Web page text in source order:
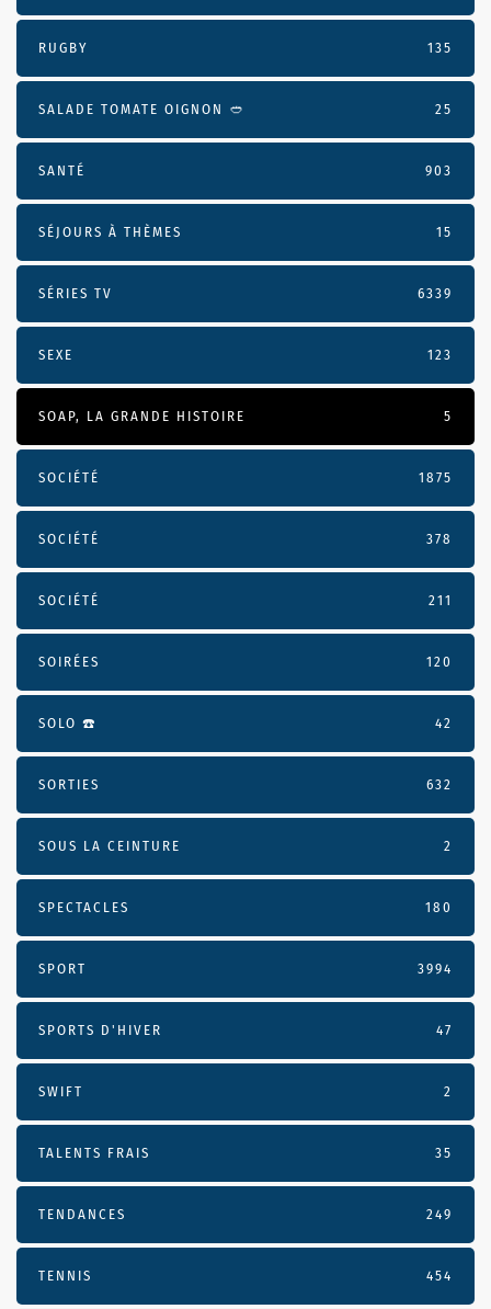
RUGBY 135
SALADE TOMATE OIGNON 🥙 25
SANTÉ 903
SÉJOURS À THÈMES 15
SÉRIES TV 6339
SEXE 123
SOAP, LA GRANDE HISTOIRE 5
SOCIÉTÉ 1875
SOCIÉTÉ 378
SOCIÉTÉ 211
SOIRÉES 120
SOLO ☎️ 42
SORTIES 632
SOUS LA CEINTURE 2
SPECTACLES 180
SPORT 3994
SPORTS D'HIVER 47
SWIFT 2
TALENTS FRAIS 35
TENDANCES 249
TENNIS 454